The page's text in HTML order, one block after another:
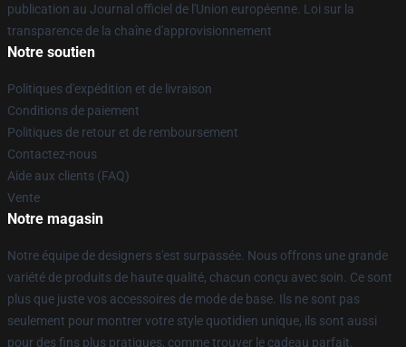
publication au Journal officiel de l'Union européenne. Loi sur la
transparence de la chaîne d'approvisionnement
Notre soutien
Politiques d'expédition et de livraison
Conditions de paiement
Politiques de retour et de remboursement
Contactez-nous
Aide aux clients (FAQ)
Vente
Notre magasin
Notre équipe de designers s'est surpassée. Nous offrons une grande
variété de produits de haute qualité, chacun conçu avec soin. Ce sont
plus que juste vos accessoires de mode de base. Ils ne sont pas
seulement pour montrer votre style quotidien unique, ils sont aussi
pour des fins plus pratiques, comme trouver le cadeau parfait.